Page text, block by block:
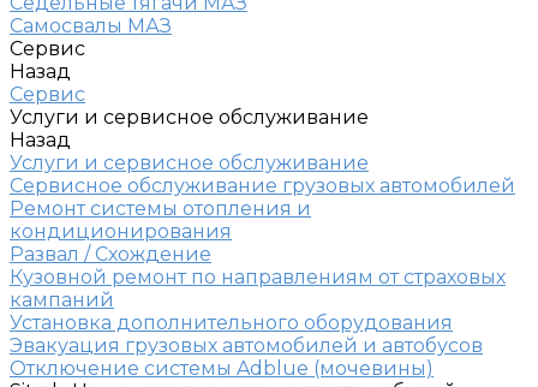
Самосвалы МАЗ
Сервис
Назад
Сервис
Услуги и сервисное обслуживание
Назад
Услуги и сервисное обслуживание
Сервисное обслуживание грузовых автомобилей
Ремонт системы отопления и
кондиционирования
Развал / Схождение
Кузовной ремонт по направлениям от страховых
кампаний
Установка дополнительного оборудования
Эвакуация грузовых автомобилей и автобусов
Отключение системы Adblue (мочевины)